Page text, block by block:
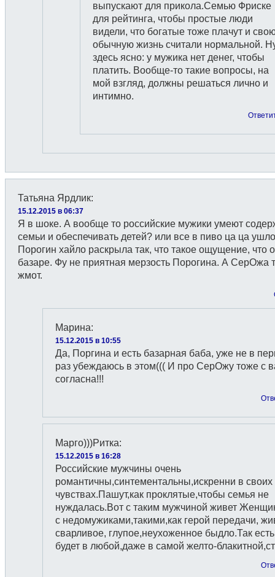
выпускают для прикола.Семью Фриске
для рейтинга, чтобы простые люди
видели, что богатые тоже плачут и
обычную жизнь считали нормальной.
здесь ясно: у мужика нет денег, чтобы
платить. Вообще-то такие вопросы, на
мой взгляд, должны решаться лично и
интимно.
Татьяна Ярдлик:
15.12.2015 в 06:37
Я в шоке. А вообще то российские мужики умеют
семьи и обеспечивать детей? или все в пиво ца ца
Порогин хайло раскрыла так, что такое ощущение, что
базаре. Фу не приятная мерзость Порогина. А СерОжа
жмот.
Марина:
15.12.2015 в 10:55
Да, Поргина и есть базарная баба, уже не в
раз убеждаюсь в этом((( И про СерОжу тоже с
согласна!!!
Марго)))Ритка:
15.12.2015 в 16:28
Российские мужчины очень
романтичны,синтементальны,искренни в своих
чувствах.Пашут,как проклятые,чтобы семья не
нуждалась.Вот с таким мужчиной живет
с недомужиками,такими,как герой передачи,
сварливое, глупое,неухоженное быдло.Так
будет в любой,даже в самой желто-